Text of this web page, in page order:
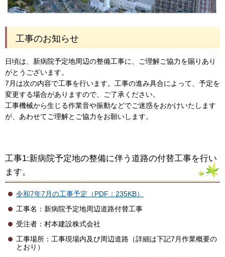
工事のお知らせ
日頃は、新病院予定地周辺の整備工事に、ご理解ご協力を賜りあり
がとうございます。
7月は次の内容で工事を行います。工事の進み具合によって、予定を
変更する場合がありますので、ご了承ください。
工事機械から生じる作業音や振動などでご迷惑をおかけいたします
が、あわせてご理解とご協力をお願いします。
工事1:新病院予定地の整備に伴う道路の付替工事を行い
ます。
令和7年7月の工事予定（PDF：235KB）
工事名：新病院予定地周辺道路付替工事
受注者：村本建設株式会社
工事場所：工事現場内及び周辺道路（詳細は下記7月作業概要の
とおり）